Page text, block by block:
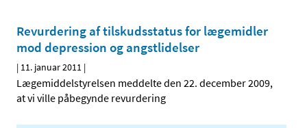
Revurdering af tilskudsstatus for lægemidler
mod depression og angstlidelser
| 11. januar 2011 |
Lægemiddelstyrelsen meddelte den 22. december 2009,
at vi ville påbegynde revurdering